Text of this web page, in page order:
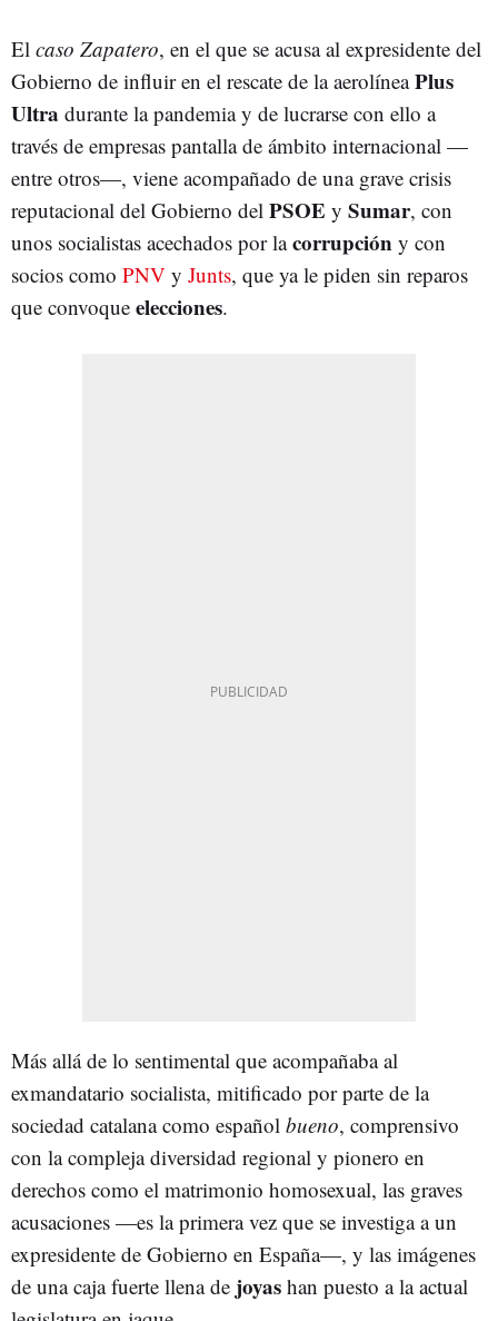
El caso Zapatero, en el que se acusa al expresidente del
Gobierno de influir en el rescate de la aerolíneaPlus
Ultra durante la pandemia y de lucrarse con ello a
través de empresas pantalla de ámbito internacional —
entre otros—, viene acompañado de una grave crisis
reputacional del Gobierno del PSOE y Sumar, con
unos socialistas acechados por lacorrupción y con
socios como PNV y Junts, que ya le piden sin reparos
que convoque elecciones.
Más allá de lo sentimental que acompañaba al
exmandatario socialista, mitificado por parte de la
sociedad catalana como español bueno, comprensivo
con la compleja diversidad regional y pionero en
derechos como el matrimonio homosexual, las graves
acusaciones —es la primera vez que se investiga a un
expresidente de Gobierno en España—, y las imágenes
de una caja fuerte llena de joyas han puesto a la actual